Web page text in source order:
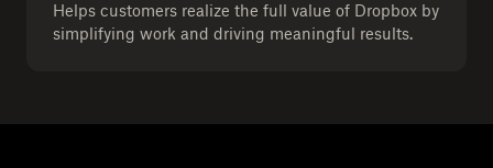
Helps customers realize the full value of Dropbox by
simplifying work and driving meaningful results.